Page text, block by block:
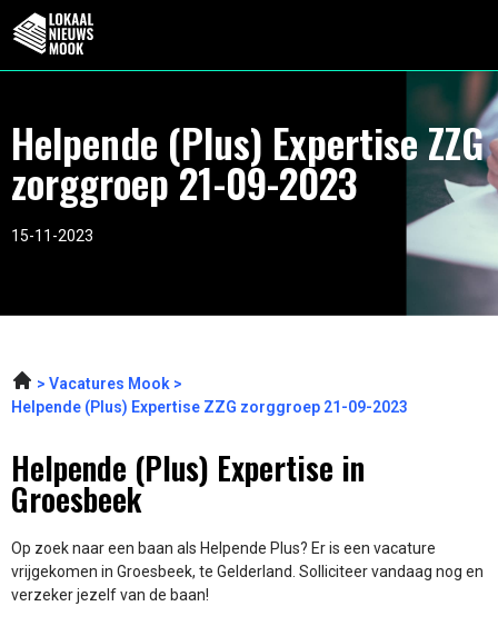
Helpende (Plus) Expertise ZZG
zorggroep 21-09-2023
15-11-2023
Vacatures Mook
Helpende (Plus) Expertise ZZG zorggroep 21-09-2023
Helpende (Plus) Expertise in
Groesbeek
Op zoek naar een baan als Helpende Plus? Er is een vacature
vrijgekomen in Groesbeek, te Gelderland. Solliciteer vandaag nog en
verzeker jezelf van de baan!